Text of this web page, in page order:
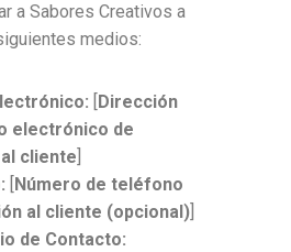
a Sabores Creativos a
medios:
Dirección
electrónico de
cliente
Número de teléfono
al cliente (opcional)
de Contacto: